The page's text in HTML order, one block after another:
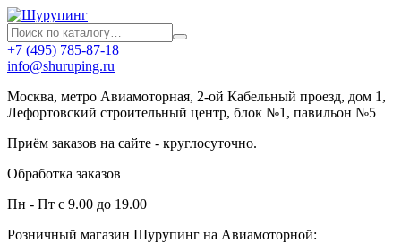
+7 (495) 785-87-18
info@shuruping.ru
Москва, метро Авиамоторная, 2-ой Кабельный проезд, дом 1,
Лефортовский строительный центр, блок №1, павильон №5
Приём заказов на сайте - круглосуточно.
Обработка заказов
Пн - Пт с 9.00 до 19.00
Розничный магазин Шурупинг на Авиамоторной: